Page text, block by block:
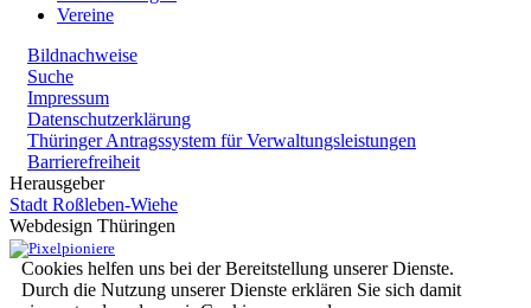
Vereine
Bildnachweise
Suche
Impressum
Datenschutzerklärung
Thüringer Antragssystem für Verwaltungsleistungen
Barrierefreiheit
Herausgeber
Stadt Roßleben-Wiehe
Webdesign Thüringen
Cookies helfen uns bei der Bereitstellung unserer Dienste.
Durch die Nutzung unserer Dienste erklären Sie sich damit